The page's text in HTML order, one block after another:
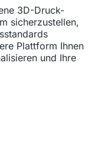
3D-Druck-
sicherzustellen,
Plattform Ihnen
und Ihre